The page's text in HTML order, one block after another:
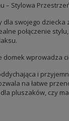
– Stylowa
swojego
połączenie
wprowadza
i
na łatwe
pluszaków, czy